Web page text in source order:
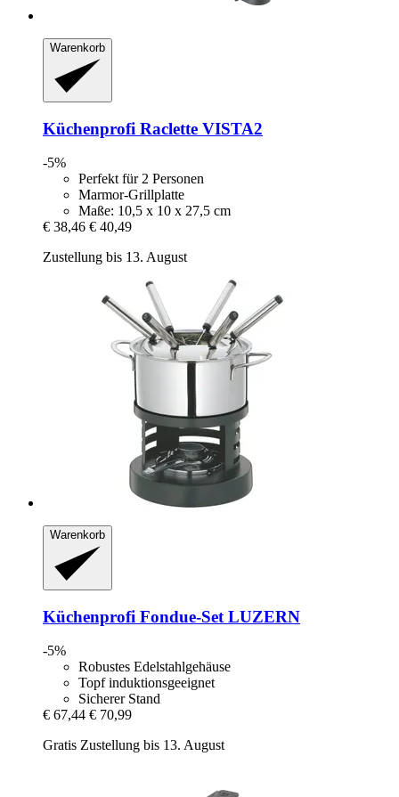
Warenkorb
Küchenprofi Raclette VISTA2
-5%
Perfekt für 2 Personen
Marmor-Grillplatte
Maße: 10,5 x 10 x 27,5 cm
€ 38,46 € 40,49
Zustellung bis 13. August
Warenkorb
Küchenprofi Fondue-​Set LUZERN
-5%
Robustes Edelstahlgehäuse
Topf induktionsgeeignet
Sicherer Stand
€ 67,44 € 70,99
Gratis Zustellung bis 13. August